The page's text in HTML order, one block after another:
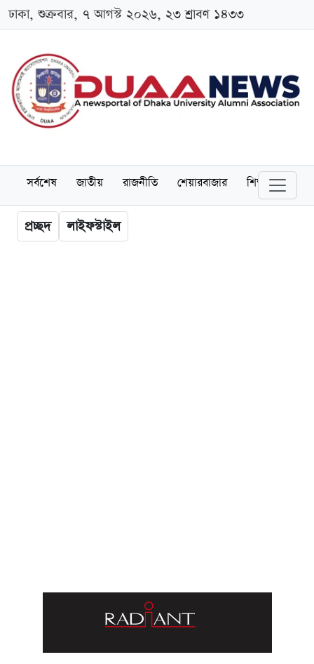
ঢাকা, শুক্রবার, ৭ আগস্ট ২০২৬, ২৩ শ্রাবণ ১৪৩৩
সর্বশেষ জাতীয় রাজনীতি শেয়ারবাজার শিক্ষা
প্রচ্ছদ লাইফস্টাইল